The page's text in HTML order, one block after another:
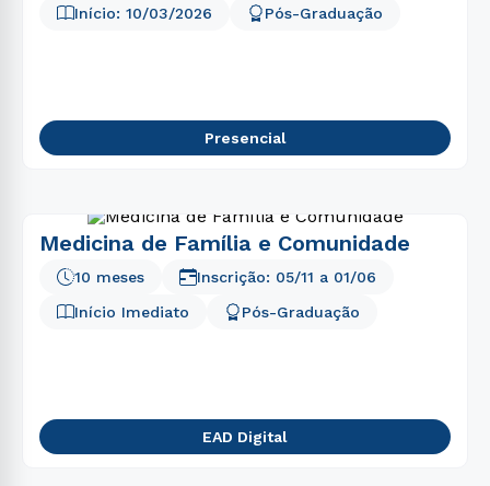
Início: 10/03/2026
Pós-Graduação
Presencial
Medicina de Família e Comunidade
Início Imediato
10 meses
Pós-Graduação
Inscrição: 05/11 a 01/06
EAD Digital